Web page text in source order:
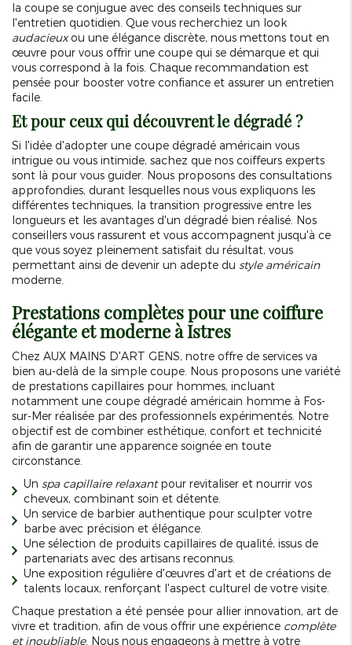
la coupe se conjugue avec des conseils techniques sur
l'entretien quotidien. Que vous recherchiez un look
audacieuxou une élégance discrète, nous mettons tout en
œuvre pour vous offrir une coupe qui se démarque et qui
vous correspond à la fois. Chaque recommandation est
pensée pour booster votre confiance et assurer un entretien
facile.
Et pour ceux qui découvrent le dégradé ?
Si l'idée d'adopter une coupe dégradé américain vous
intrigue ou vous intimide, sachez que nos coiffeurs experts
sont là pour vous guider. Nous proposons des consultations
approfondies, durant lesquelles nous vous expliquons les
différentes techniques, la transition progressive entre les
longueurs et les avantages d'un dégradé bien réalisé. Nos
conseillers vous rassurent et vous accompagnent jusqu'à ce
que vous soyez pleinement satisfait du résultat, vous
permettant ainsi de devenir un adepte du style américain
moderne.
Prestations complètes pour une coiffure
élégante et moderne à Istres
Chez AUX MAINS D'ART GENS, notre offre de services va
bien au-delà de la simple coupe. Nous proposons une variété
de prestations capillaires pour hommes, incluant
notamment une coupe dégradé américain homme à Fos-
sur-Mer réalisée par des professionnels expérimentés. Notre
objectif est de combiner esthétique, confort et technicité
afin de garantir une apparence soignée en toute
circonstance.
Un spa capillaire relaxantpour revitaliser et nourrir vos
cheveux, combinant soin et détente.
Un service de barbier authentique pour sculpter votre
barbe avec précision et élégance.
Une sélection de produits capillaires de qualité, issus de
partenariats avec des artisans reconnus.
Une exposition régulière d'œuvres d'art et de créations de
talents locaux, renforçant l'aspect culturel de votre visite.
Chaque prestation a été pensée pour allier innovation, art de
vivre et tradition, afin de vous offrir une expérience complète
et inoubliable. Nous nous engageons à mettre à votre